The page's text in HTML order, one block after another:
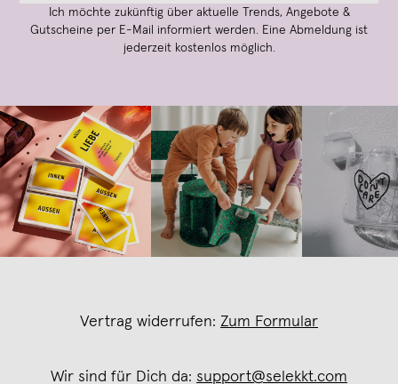
Ich möchte zukünftig über aktuelle Trends, Angebote &
Gutscheine per E-Mail informiert werden. Eine Abmeldung ist
jederzeit kostenlos möglich.
Vertrag widerrufen: Zum Formular
Wir sind für Dich da: support@selekkt.com